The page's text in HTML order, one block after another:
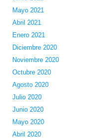
Mayo 2021
Abril 2021
Enero 2021
Diciembre 2020
Noviembre 2020
Octubre 2020
Agosto 2020
Julio 2020
Junio 2020
Mayo 2020
Abril 2020